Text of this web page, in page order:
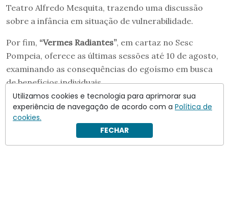
Teatro Alfredo Mesquita, trazendo uma discussão
sobre a infância em situação de vulnerabilidade.
Por fim, “Vermes Radiantes”, em cartaz no Sesc
Pompeia, oferece as últimas sessões até 10 de agosto,
examinando as consequências do egoísmo em busca
de benefícios individuais.
Utilizamos cookies e tecnologia para aprimorar sua
experiência de navegação de acordo com a Política de
cookies.
FECHAR